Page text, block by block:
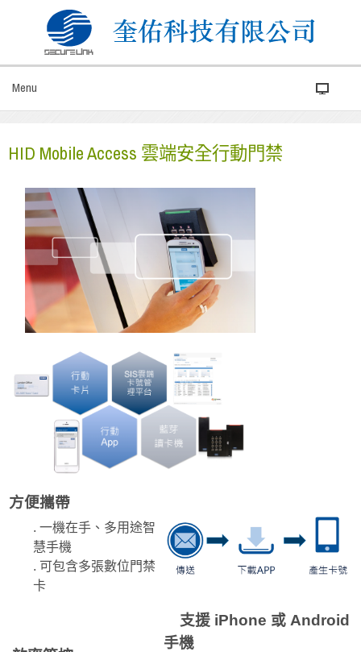
Menu
HID Mobile Access 雲端安全行動門禁
方便攜帶
. 一機在手、多用途智
慧手機
. 可包含多張數位門禁
卡
支援 iPhone 或 Android
手機